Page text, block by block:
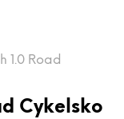
1.0 Road
Cykelsko